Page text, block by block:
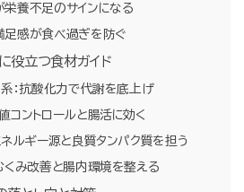
養不足のサインになる
感が食べ過ぎを防ぐ
役立つ食材ガイド
：抗酸化力で代謝を底上げ
コントロールと腸活に効く
ネルギー源と良質タンパク質を担う
くみ改善と腸内環境を整える